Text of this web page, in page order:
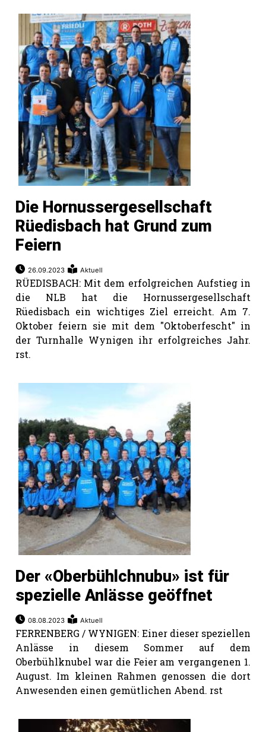
Die Hornussergesellschaft
Rüedisbach hat Grund zum
Feiern
26.09.2023 Aktuell
RÜEDISBACH: Mit dem erfolgreichen Aufstieg in
die NLB hat die Hornussergesellschaft
Rüedisbach ein wichtiges Ziel erreicht. Am 7.
Oktober feiern sie mit dem "Oktoberfescht" in
der Turnhalle Wynigen ihr erfolgreiches Jahr.
rst.
Der «Oberbühlchnubu» ist für
spezielle Anlässe geöffnet
08.08.2023 Aktuell
FERRENBERG / WYNIGEN: Einer dieser speziellen
Anlässe in diesem Sommer auf dem
Oberbühlknubel war die Feier am vergangenen 1.
August. Im kleinen Rahmen genossen die dort
Anwesenden einen gemütlichen Abend. rst